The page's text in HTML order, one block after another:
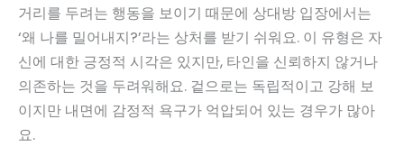
거리를 두려는 행동을 보이기 때문에 상대방 입장에서는
‘왜 나를 밀어내지?’라는 상처를 받기 쉬워요. 이 유형은 자
신에 대한 긍정적 시각은 있지만, 타인을 신뢰하지 않거나
의존하는 것을 두려워해요. 겉으로는 독립적이고 강해 보
이지만 내면에 감정적 욕구가 억압되어 있는 경우가 많아
요.